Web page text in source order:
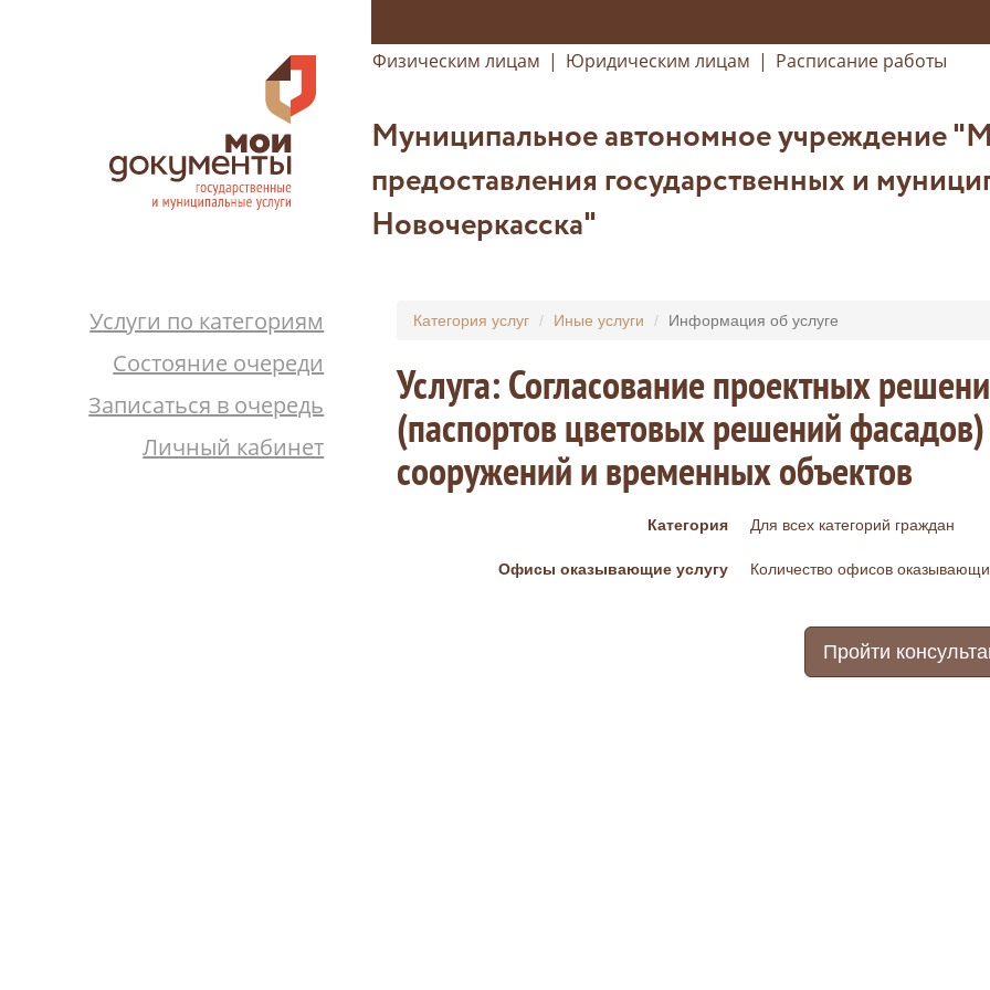
Физическим лицам | Юридическим лицам | Расписание работы
Муниципальное автономное учреждение
предоставления государственных и
Новочеркасска"
Услуги по категориям
Состояние очереди
Записаться в очередь
Личный кабинет
Категория услуг Иные услуги Информация об услуге
Услуга: Согласование проектных
(паспортов цветовых решений
сооружений и временных объектов
Категория Для всех категорий граждан
Офисы оказывающие услугу Количество офисов
Пройти